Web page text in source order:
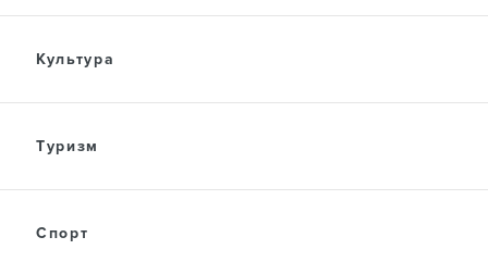
Культура
Туризм
Спорт